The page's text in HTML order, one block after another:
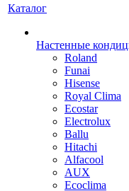
Каталог
Настенные
Roland
Funai
Hisense
Royal Clima
Ecostar
Electrolux
Ballu
Hitachi
Alfacool
AUX
Ecoclima